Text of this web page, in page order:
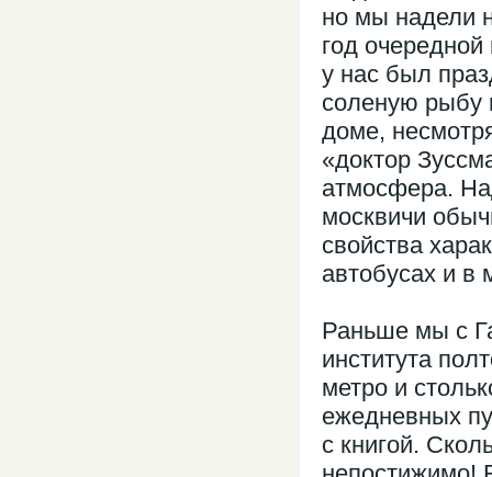
но мы надели
год
у нас был
соленую рыбу
доме,
«доктор
атмосфера.
москвичи
свойства
автобусах и в
Раньше мы с
института
метро и
ежедневных
с книгой.